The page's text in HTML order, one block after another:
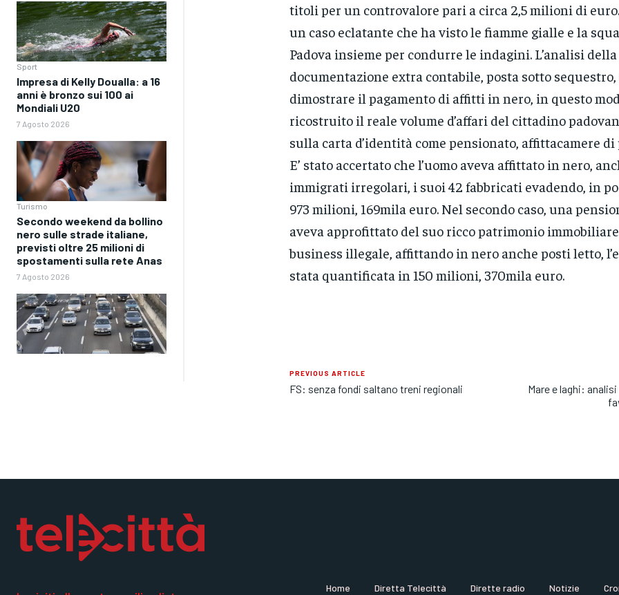
Sport
Impresa di Kelly Doualla: a 16
anni è bronzo sui 100 ai
Mondiali U20
7 Agosto 2026
Turismo
Secondo weekend da bollino
nero sulle strade italiane,
previsti oltre 25 milioni di
spostamenti sulla rete Anas
7 Agosto 2026
titoli per un controvalore pari a circa 2,5 milioni di
un caso eclatante che ha visto le fiamme gialle e la
Padova insieme per condurre le indagini. L’analisi della
documentazione extra contabile, posta sotto
dimostrare il pagamento di affitti in nero, in questo
ricostruito il reale volume d’affari del cittadino
sulla carta d’identità come pensionato, affittacamere di
E’ stato accertato che l’uomo aveva affittato in nero,
immigrati irregolari, i suoi 42 fabbricati evadendo, in
973 milioni, 169mila euro. Nel secondo caso, una
aveva approfittato del suo ricco patrimonio
business illegale, affittando in nero anche posti letto,
stata quantificata in 150 milioni, 370mila euro.
PREVIOUS ARTICLE
FS: senza fondi saltano treni regionali
Mare e laghi:
Home Diretta Telecittà Dirette radio Notizie